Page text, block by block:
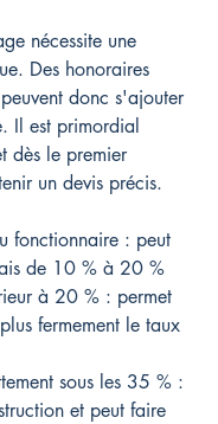
nécessite une
Des honoraires
donc s'ajouter
Il est primordial
dès le premier
un devis précis.
fonctionnaire : peut
de 10 % à 20 %
à 20 % : permet
fermement le taux
sous les 35 % :
et peut faire